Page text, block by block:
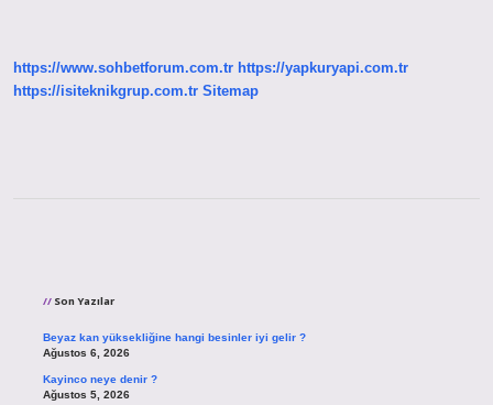
https://www.sohbetforum.com.tr https://yapkuryapi.com.tr
https://isiteknikgrup.com.tr Sitemap
Son Yazılar
Beyaz kan yüksekliğine hangi besinler iyi gelir ?
Ağustos 6, 2026
Kayinco neye denir ?
Ağustos 5, 2026